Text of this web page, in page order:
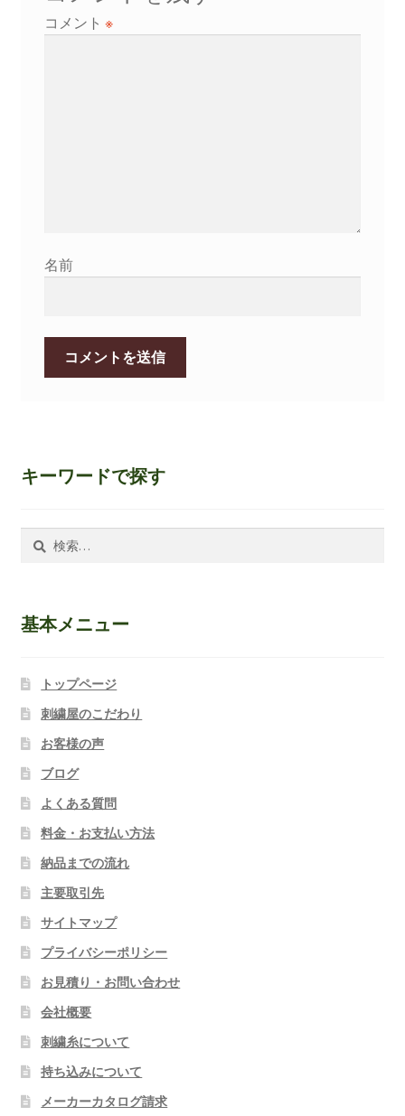
ーコメント ※
名前
キーワードで探す
基本メニュー
トップページ
刺繍屋のこだわり
お客様の声
ブログ
よくある質問
料金・お支払い方法
納品までの流れ
主要取引先
サイトマップ
プライバシーポリシー
お見積り・お問い合わせ
会社概要
刺繍糸について
持ち込みについて
メーカーカタログ請求